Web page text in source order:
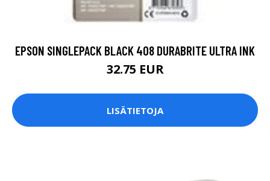
EPSON SINGLEPACK BLACK 408 DURABRITE ULTRA INK
32.75 EUR
LISÄTIETOJA